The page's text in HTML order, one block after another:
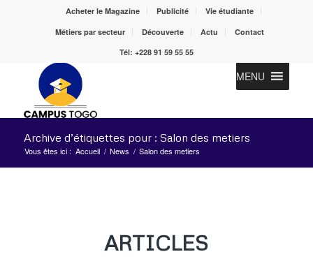
Acheter le Magazine Publicité
Vie étudiante
Métiers par secteur
Découverte Actu
Contact
Tél: +228 91 59 55 55
MENU
Archive d’étiquettes pour : Salon des metiers
Vous êtes ici : Accueil / News / Salon des metiers
ARTICLES